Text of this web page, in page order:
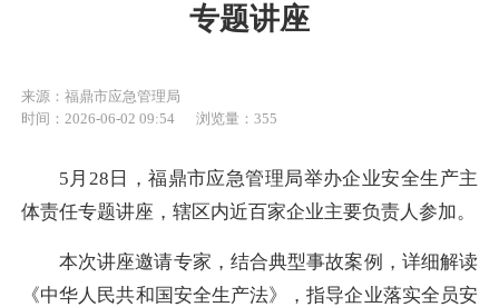
专题讲座
来源：福鼎市应急管理局
时间：2026-06-02 09:54
浏览量：355
5月28日，福鼎市应急管理局举办企业安全生产主
体责任专题讲座，辖区内近百家企业主要负责人参加。
本次讲座邀请专家，结合典型事故案例，详细解读
《中华人民共和国安全生产法》，指导企业落实全员安